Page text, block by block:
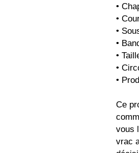
•
•
•
•
•
•
•
Ce
vous
vrac